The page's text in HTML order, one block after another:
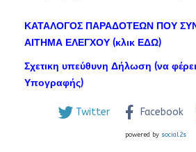
ΚΑΤΑΛΟΓΟΣ ΠΑΡΑΔΟΤΕΩΝ ΠΟΥ
ΑΙΤΗΜΑ ΕΛΕΓΧΟΥ (κλικ ΕΔΩ)
Σχετικη υπεύθυνη Δήλωση (να
Υπογραφής)
Twitter Facebook
powered by social2s